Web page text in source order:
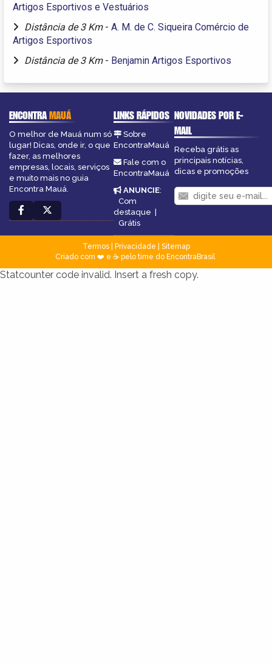
Artigos Esportivos e Vestuários
Distância de 3 Km - A. M. de C. Siqueira Comércio de
Artigos Esportivos
Distância de 3 Km - Benjamin Artigos Esportivos
ENCONTRAMAUÁ
O melhor de Mauá num só
lugar! Dicas, onde ir, o que
fazer, as melhores
empresas, locais, serviços
e muito mais no guia
Encontra Mauá.
LINKS RÁPIDOS
Sobre
EncontraMauá
Fale com o
EncontraMauá
ANUNCIE:
Com
destaque |
Grátis
NOVIDADES POR E-
MAIL
Receba grátis as
principais notícias,
dicas e promoções
Termos| Privacidade
Sitemap
Criado com ❤️ e ☕ pelo time do EncontraBrasil
Statcounter code invalid. Insert a fresh copy.